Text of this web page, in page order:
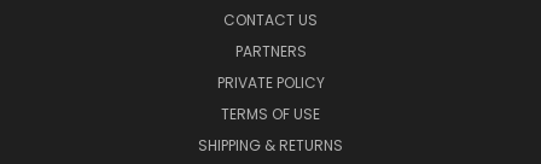
CONTACT US
PARTNERS
PRIVATE POLICY
TERMS OF USE
SHIPPING & RETURNS